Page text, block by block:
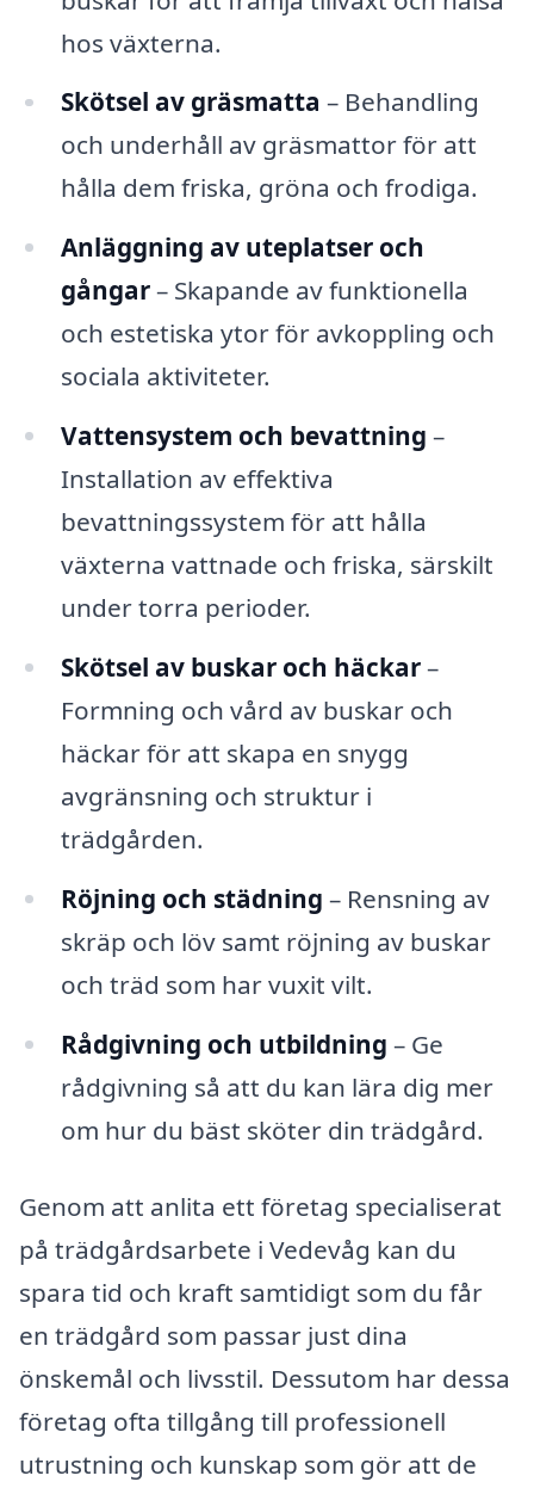
hos växterna.
Skötsel av gräsmatta – Behandling
och underhåll av gräsmattor för att
hålla dem friska, gröna och frodiga.
Anläggning av uteplatser och
gångar– Skapande av funktionella
och estetiska ytor för avkoppling och
sociala aktiviteter.
Vattensystem och bevattning –
Installation av effektiva
bevattningssystem för att hålla
växterna vattnade och friska, särskilt
under torra perioder.
Skötsel av buskar och häckar–
Formning och vård av buskar och
häckar för att skapa en snygg
avgränsning och struktur i
trädgården.
Röjning och städning – Rensning av
skräp och löv samt röjning av buskar
och träd som har vuxit vilt.
Rådgivning och utbildning – Ge
rådgivning så att du kan lära dig mer
om hur du bäst sköter din trädgård.
Genom att anlita ett företag specialiserat
på trädgårdsarbete i Vedevåg kan du
spara tid och kraft samtidigt som du får
en trädgård som passar just dina
önskemål och livsstil. Dessutom har dessa
företag ofta tillgång till professionell
utrustning och kunskap som gör att de